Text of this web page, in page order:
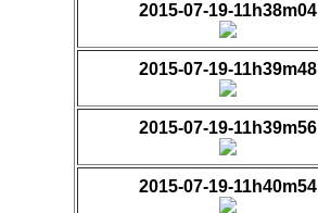
2015-07-19-11h38m04
2015-07-19-11h39m48
2015-07-19-11h39m56
2015-07-19-11h40m54